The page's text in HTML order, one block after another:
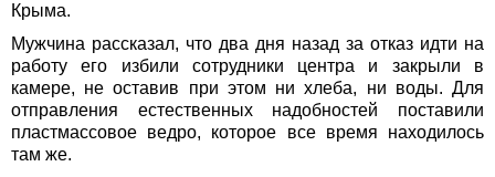
Крыма.
Мужчина рассказал, что два дня назад за отказ идти на
работу его избили сотрудники центра и закрыли в
камере, не оставив при этом ни хлеба, ни воды. Для
отправления естественных надобностей поставили
пластмассовое ведро, которое все время находилось
там же.